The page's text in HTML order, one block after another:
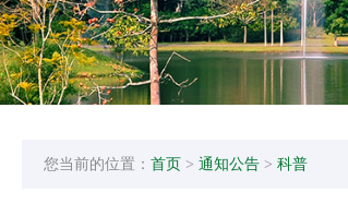
您当前的位置： 首页 > 通知公告 > 科普